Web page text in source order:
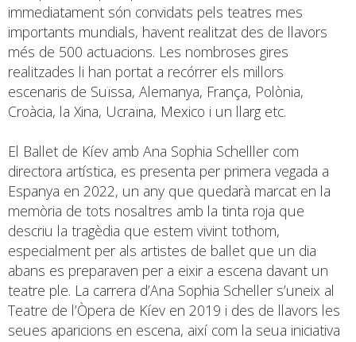
immediatament són convidats pels teatres mes
importants mundials, havent realitzat des de llavors
més de 500 actuacions. Les nombroses gires
realitzades li han portat a recórrer els millors
escenaris de Suïssa, Alemanya, França, Polònia,
Croàcia, la Xina, Ucraïna, Mexico i un llarg etc.
El Ballet de Kíev amb Ana Sophia Schelller com
directora artística, es presenta per primera vegada a
Espanya en 2022, un any que quedarà marcat en la
memòria de tots nosaltres amb la tinta roja que
descriu la tragèdia que estem vivint tothom,
especialment per als artistes de ballet que un dia
abans es preparaven per a eixir a escena davant un
teatre ple. La carrera d’Ana Sophia Scheller s’uneix al
Teatre de l’Òpera de Kíev en 2019 i des de llavors les
seues aparicions en escena, així com la seua iniciativa